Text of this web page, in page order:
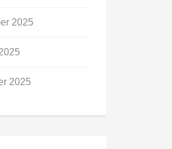
2025
2025